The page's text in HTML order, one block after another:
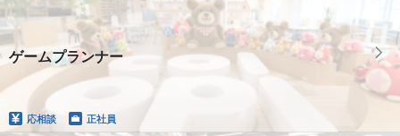
ゲームプランナー
応相談 正社員